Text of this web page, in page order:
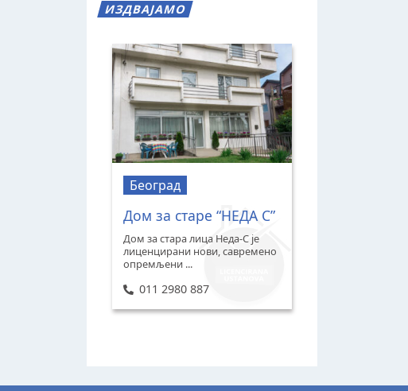
ИЗДВАЈАМО
Београд
Дом за старе “НЕДА С”
Дом за стара лица Неда-С је
лиценцирани нови, савремено
опремљени ...
011 2980 887